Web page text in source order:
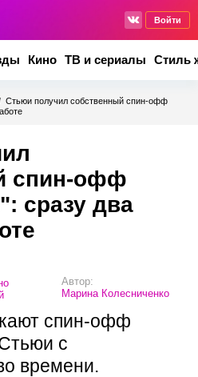
Войти
Кино ТВ и сериалы Стиль
Стьюи получил собственный спин-офф
спин-офф
сразу два
Автор:
Марина Колесниченко
спин‑офф
с
времени.